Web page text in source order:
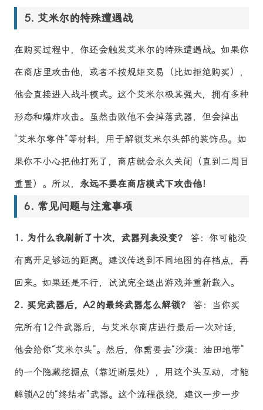
艾米尔的特殊遭遇战
在购买过程中，你还会触发艾米尔的特殊遭遇战。如果你
在商店里攻击他，或者不按规矩交易（比如拒绝购买），
他会直接进入战斗模式。这个艾米尔极其强大，拥有多种
形态和爆炸攻击。虽然击败他不会掉落武器，但会掉出
“艾米尔零件”等材料，用于解锁艾米尔头部的装饰品。如
果你不小心把他打死了，商店就会永久关闭（直到二周目
重置）。所以， 永远不要在商店模式下攻击他！
常见问题与注意事项
1. 为什么我刷新了十次，武器列表没变？
答：你可能没
有离开足够远的距离。建议传送到不同地图的存档点，再
回来。如果还是不行，试试完全退出游戏并重新载入。
2. 买完武器后，A2的最终武器怎么解锁？
答：当你买
完所有12件武器后，与艾米尔商店进行最后一次对话，
他会给你“艾米尔头”。然后，你需要去“沙漠：油田地带”
的一个隐藏挖掘点（靠近断层处），用这个头互动，才能
解锁A2的“终结者”武器。这个流程很绕，建议一步一步